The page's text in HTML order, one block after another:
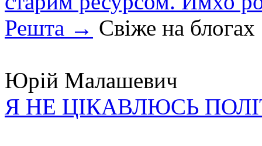
Решта → Свіже на блогах
Юрій Малашевич
Я НЕ ЦІКАВЛЮСЬ